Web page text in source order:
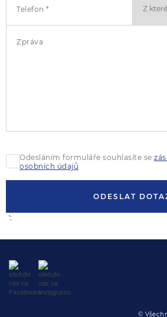
Telefon *
Zpráva
Odesláním formuláře souhlasíte se
osobních údajů
ODESLAT
';
©